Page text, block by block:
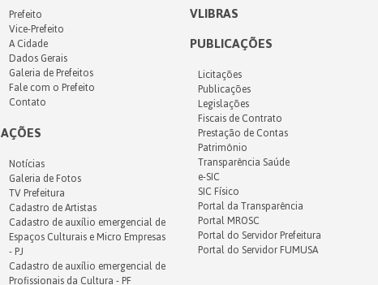
Prefeito
Vice-Prefeito
A Cidade
Dados Gerais
Galeria de Prefeitos
Fale com o Prefeito
Contato
AÇÕES
Notícias
Galeria de Fotos
TV Prefeitura
Cadastro de Artistas
Cadastro de auxílio emergencial de
Espaços Culturais e Micro Empresas
- PJ
Cadastro de auxílio emergencial de
Profissionais da Cultura - PF
VLIBRAS
PUBLICAÇÕES
Licitações
Publicações
Legislações
Fiscais de Contrato
Prestação de Contas
Patrimônio
Transparência Saúde
e-SIC
SIC Físico
Portal da Transparência
Portal MROSC
Portal do Servidor Prefeitura
Portal do Servidor FUMUSA